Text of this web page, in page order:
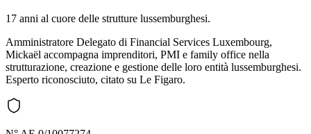
17 anni al cuore delle strutture lussemburghesi.
Amministratore Delegato di Financial Services Luxembourg,
Mickaël accompagna imprenditori, PMI e family office nella
strutturazione, creazione e gestione delle loro entità lussemburghesi.
Esperto riconosciuto, citato su Le Figaro.